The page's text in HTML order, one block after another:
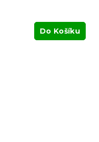
Do Košíku